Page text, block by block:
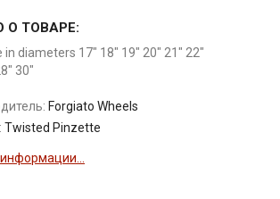
О ТОВАРЕ:
in diameters 17" 18" 19" 20" 21" 22"
30"
Forgiato Wheels
Twisted Pinzette